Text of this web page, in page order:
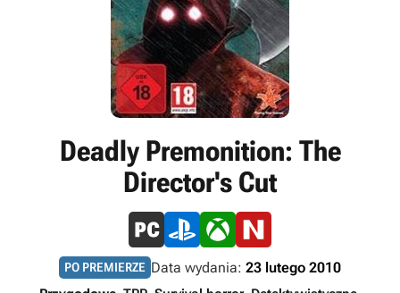
Deadly Premonition: The
Director's Cut
PO PREMIERZE Data wydania: 23 lutego 2010